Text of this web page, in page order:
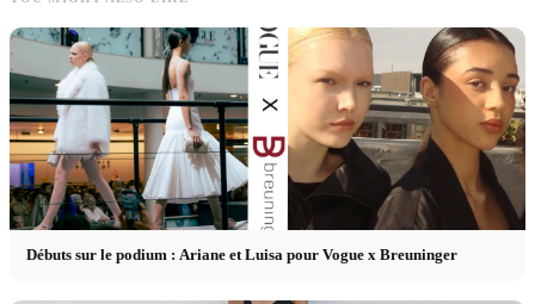
Débuts sur le podium : Ariane et Luisa pour Vogue x Breuninger